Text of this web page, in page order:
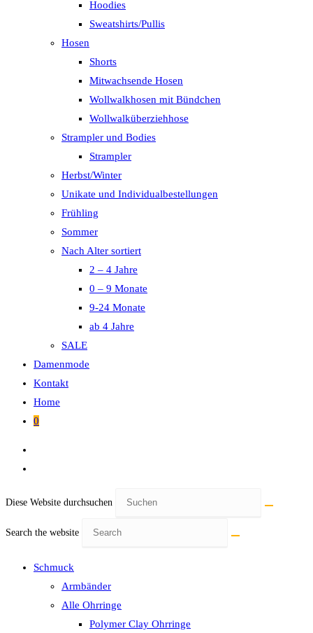
Hoodies
Sweatshirts/Pullis
Hosen
Shorts
Mitwachsende Hosen
Wollwalkhosen mit Bündchen
Wollwalküberziehhose
Strampler und Bodies
Strampler
Herbst/Winter
Unikate und Individualbestellungen
Frühling
Sommer
Nach Alter sortiert
2 – 4 Jahre
0 – 9 Monate
9-24 Monate
ab 4 Jahre
SALE
Damenmode
Kontakt
Home
0
Diese Website durchsuchen
Search the website
Schmuck
Armbänder
Alle Ohrringe
Polymer Clay Ohrringe